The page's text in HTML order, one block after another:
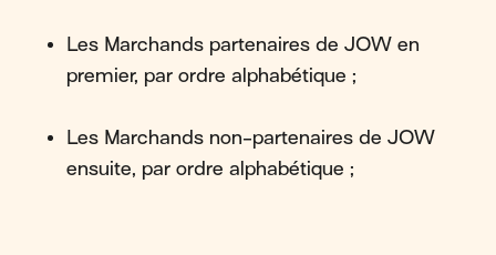
Les Marchands partenaires de JOW en
premier, par ordre alphabétique ;
Les Marchands non-partenaires de JOW
ensuite, par ordre alphabétique ;